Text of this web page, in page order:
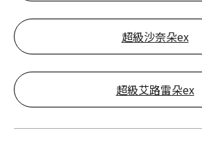
超級沙奈朵ex
超級艾路雷朵ex